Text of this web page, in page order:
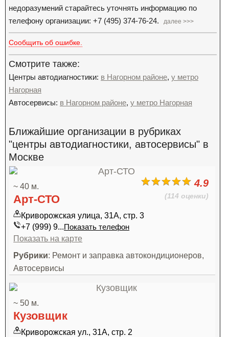
недоразумений старайтесь уточнять информацию по
телефону организации: +7 (495) 374-76-24.
далее >>>
Сообщить об ошибке.
Смотрите также:
Центры автодиагностики: в Нагорном районе, у метро
Нагорная
Автосервисы: в Нагорном районе, у метро Нагорная
Ближайшие организации в рубриках
"центры автодиагностики, автосервисы" в
Москве
4.9
(114 оценки)
~ 40 м.
Арт-СТО
Криворожская улица, 31А, стр. 3
+7 (999) 9...Показать телефон
Показать на карте
Рубрики: Ремонт и заправка автокондиционеров,
Автосервисы
~ 50 м.
Кузовщик
Криворожская ул., 31А, стр. 2